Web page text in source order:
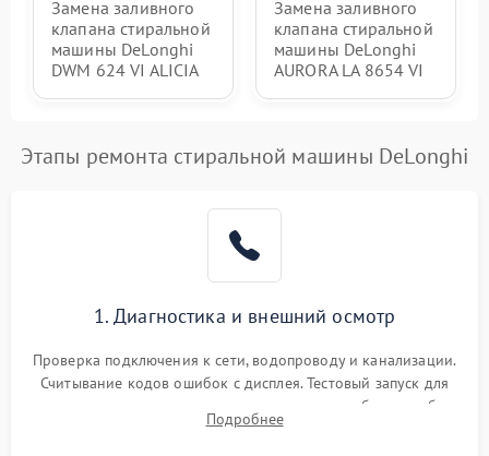
Замена заливного
клапана стиральной
машины DeLonghi
DWM 624 VI ALICIA
Замена заливного
клапана стиральной
машины DeLonghi
AURORA LA 8654 VI
Этапы ремонта стиральной машины DeLonghi
1. Диагностика и внешний осмотр
Проверка подключения к сети, водопроводу и канализации.
Считывание кодов ошибок с дисплея. Тестовый запуск для
выявления посторонних шумов, протечек или сбоев в работе
электронного модуля управления.
Подробнее